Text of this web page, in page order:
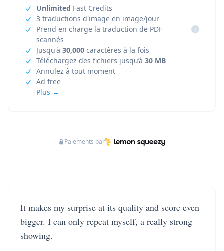
Unlimited Fast Credits
3 traductions d'image en image/jour
Prend en charge la traduction de PDF
scannés
i
Jusqu'à 30,000 caractères à la fois
Téléchargez des fichiers jusqu’à 30 MB
Annulez à tout moment
Ad free
Plus →
Paiements par
It makes my surprise at its quality and score even
bigger. I can only repeat myself, a really strong
showing.